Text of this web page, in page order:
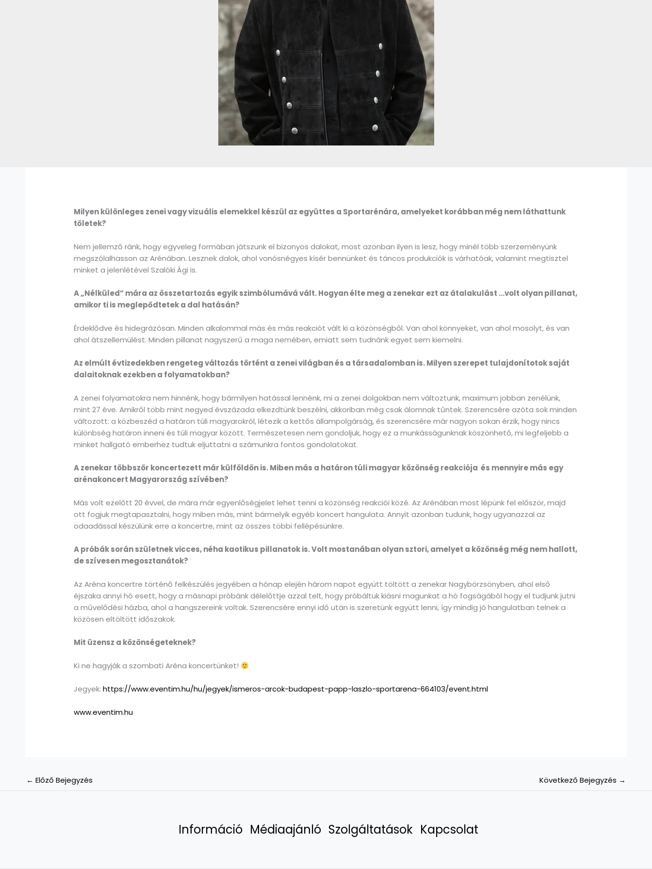
Milyen különleges zenei vagy vizuális elemekkel készül az együttes a Sportarénára, amelyeket korábban még nem láthattunk
tőletek?
Nem jellemző ránk, hogy egyveleg formában játszunk el bizonyos dalokat, most azonban ilyen is lesz, hogy minél több szerzeményünk
megszólalhasson az Arénában. Lesznek dalok, ahol vonósnégyes kísér bennünket és táncos produkciók is várhatóak, valamint megtisztel
minket a jelenlétével Szalóki Ági is.
A „Nélküled” mára az összetartozás egyik szimbólumává vált. Hogyan élte meg a zenekar ezt az átalakulást …volt olyan pillanat,
amikor ti is meglepődtetek a dal hatásán?
Érdeklődve és hidegrázósan. Minden alkalommal más és más reakciót vált ki a közönségből. Van ahol könnyeket, van ahol mosolyt, és van
ahol átszellemülést. Minden pillanat nagyszerű a maga nemében, emiatt sem tudnánk egyet sem kiemelni.
Az elmúlt évtizedekben rengeteg változás történt a zenei világban és a társadalomban is. Milyen szerepet tulajdonítotok saját
dalaitoknak ezekben a folyamatokban?
A zenei folyamatokra nem hinnénk, hogy bármilyen hatással lennénk, mi a zenei dolgokban nem változtunk, maximum jobban zenélünk,
mint 27 éve. Amikről több mint negyed évszázada elkezdtünk beszélni, akkoriban még csak álomnak tűntek. Szerencsére azóta sok minden
változott: a közbeszéd a határon túli magyarokról, létezik a kettős állampolgárság, és szerencsére már nagyon sokan érzik, hogy nincs
különbség határon inneni és túli magyar között. Természetesen nem gondoljuk, hogy ez a munkásságunknak köszönhető, mi legfeljebb a
minket hallgató emberhez tudtuk eljuttatni a számunkra fontos gondolatokat.
A zenekar többször koncertezett már külföldön is. Miben más a határon túli magyar közönség reakciója és mennyire más egy
arénakoncert Magyarország szívében?
Más volt ezelőtt 20 évvel, de mára már egyenlőségjelet lehet tenni a közönség reakciói közé. Az Arénában most lépünk fel először, majd
ott fogjuk megtapasztalni, hogy miben más, mint bármelyik egyéb koncert hangulata. Annyit azonban tudunk, hogy ugyanazzal az
odaadással készülünk erre a koncertre, mint az összes többi fellépésünkre.
A próbák során születnek vicces, néha kaotikus pillanatok is. Volt mostanában olyan sztori, amelyet a közönség még nem hallott,
de szívesen megosztanátok?
Az Aréna koncertre történő felkészülés jegyében a hónap elején három napot együtt töltött a zenekar Nagybörzsönyben, ahol első
éjszaka annyi hó esett, hogy a másnapi próbánk délelőttje azzal telt, hogy próbáltuk kiásni magunkat a hó fogságából hogy el tudjunk jutni
a művelődési házba, ahol a hangszereink voltak. Szerencsére ennyi idő után is szeretünk együtt lenni, így mindig jó hangulatban telnek a
közösen eltöltött időszakok.
Mit üzensz a közönségeteknek?
Ki ne hagyják a szombati Aréna koncertünket!
Jegyek:https://www.eventim.hu/hu/jegyek/ismeros-arcok-budapest-papp-laszlo-sportarena-664103/event.html
www.eventim.hu
← Előző Bejegyzés Következő Bejegyzés →
Információ Médiaajánló Szolgáltatások Kapcsolat